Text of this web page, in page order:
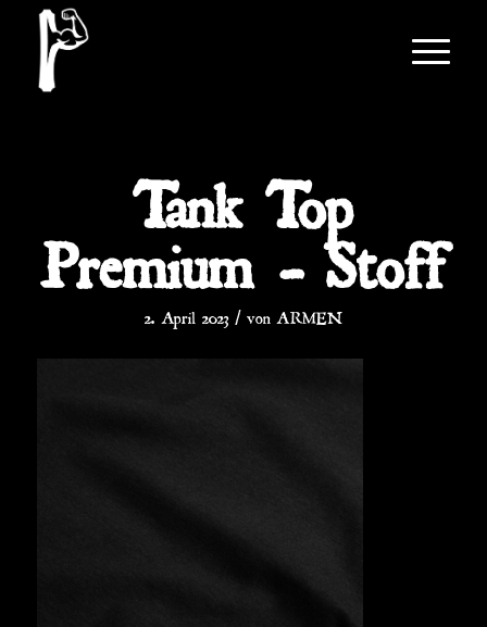
Tank Top
Premium – Stoff
2. April 2023 / ARMEN